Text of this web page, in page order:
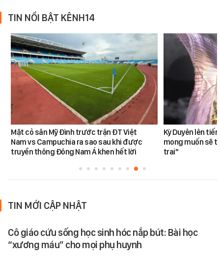
TIN NỔI BẬT KÊNH14
Mặt cỏ sân Mỹ Đình trước trận ĐT Việt
Nam vs Campuchia ra sao sau khi được
truyền thông Đông Nam Á khen hết lời
Kỳ Duyên lên
mong muốn sẽ
trai"
TIN MỚI CẬP NHẬT
Cô giáo cứu sống học sinh hóc nắp bút: Bài học
“xương máu” cho mọi phụ huynh